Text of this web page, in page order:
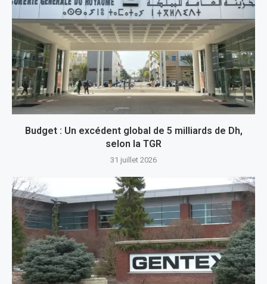
Budget : Un excédent global de 5 milliards de Dh,
selon la TGR
31 juillet 2026